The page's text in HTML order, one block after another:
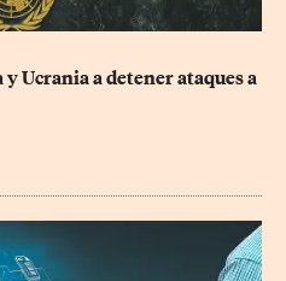
y Ucrania a detener ataques a